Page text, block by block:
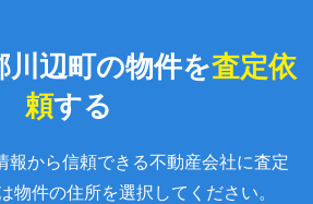
川辺町の物件を査定依
頼する
報から信頼できる不動産会社に査定
物件の住所を選択してください。